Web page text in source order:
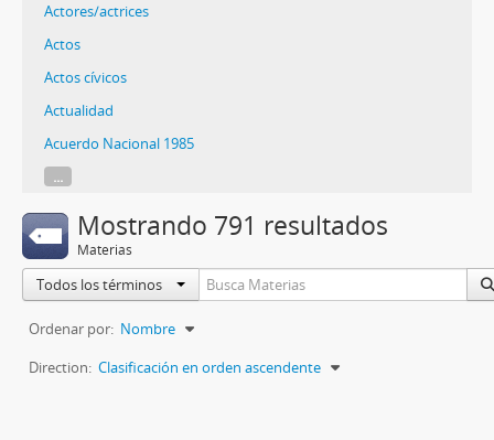
Actores/actrices
Actos
Actos cívicos
Actualidad
Acuerdo Nacional 1985
...
Mostrando 791 resultados
Materias
Todos los términos
Ordenar por: Nombre
Direction: Clasificación en orden ascendente